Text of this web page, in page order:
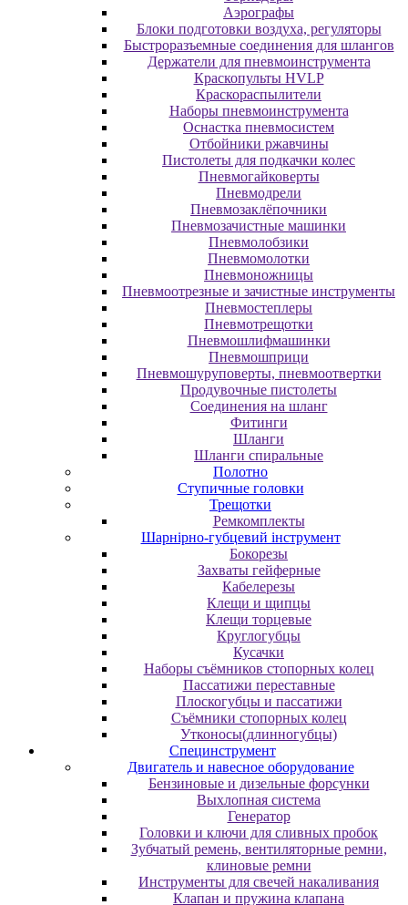
Аэрографы
Блоки подготовки воздуха, регуляторы
Быстроразъемные соединения для шлангов
Держатели для пневмоинструмента
Краскопульты HVLP
Краскораспылители
Наборы пневмоинструмента
Оснастка пневмосистем
Отбойники ржавчины
Пистолеты для подкачки колес
Пневмогайковерты
Пневмодрели
Пневмозаклёпочники
Пневмозачистные машинки
Пневмолобзики
Пневмомолотки
Пневмоножницы
Пневмоотрезные и зачистные инструменты
Пневмостеплеры
Пневмотрещотки
Пневмошлифмашинки
Пневмошприци
Пневмошуруповерты, пневмоотвертки
Продувочные пистолеты
Соединения на шланг
Фитинги
Шланги
Шланги спиральные
Полотно
Ступичные головки
Трещотки
Ремкомплекты
Шарнірно-губцевий інструмент
Бокорезы
Захваты гейферные
Кабелерезы
Клещи и щипцы
Клещи торцевые
Круглогубцы
Кусачки
Наборы съёмников стопорных колец
Пассатижи переставные
Плоскогубцы и пассатижи
Съёмники стопорных колец
Утконосы(длинногубцы)
Специнструмент
Двигатель и навесное оборудование
Бензиновые и дизельные форсунки
Выхлопная система
Генератор
Головки и ключи для сливных пробок
Зубчатый ремень, вентиляторные ремни,
клиновые ремни
Инструменты для свечей накаливания
Клапан и пружина клапана